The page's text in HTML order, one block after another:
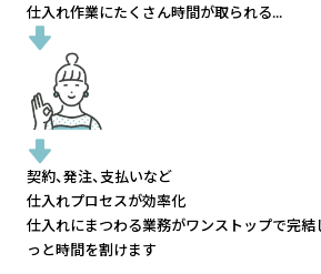
仕入れ作業にたくさん時間が取られる...
契約、発注、支払いなど
仕入れプロセスが効率化
仕入れにまつわる業務がワンストップで完結
っと時間を割けます